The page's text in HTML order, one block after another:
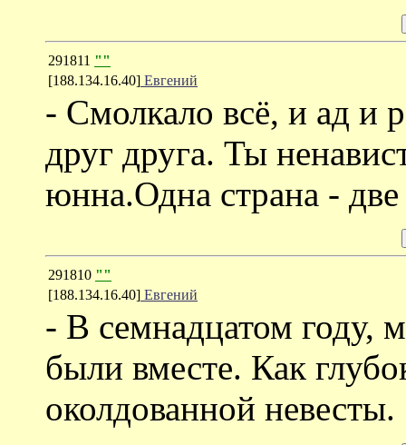
291811 ""
[188.134.16.40] Евгений
- Смолкало всё, и ад и
друг друга. Ты
юнна.Одна страна -
291810 ""
[188.134.16.40] Евгений
- В семнадцатом году,
были вместе. Как
околдованной невесты.